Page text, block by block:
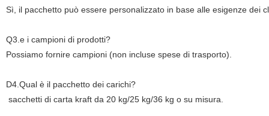
Sì, il pacchetto può essere personalizzato in base alle esigenze dei
Q3.e i campioni di prodotti?
Possiamo fornirecampioni (non incluse spese di trasporto).
D4.Qual è il pacchetto dei carichi?
sacchetti di carta kraft da 20 kg/25 kg/36 kg o su misura.